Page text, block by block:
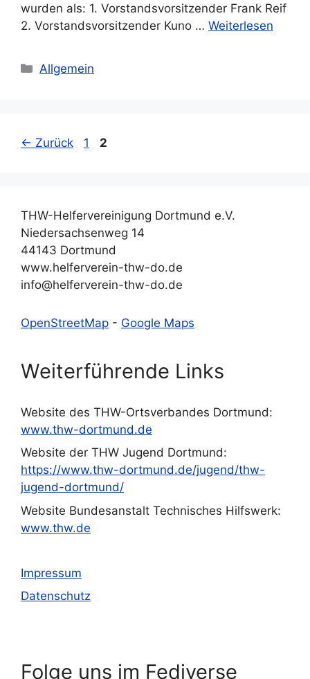
wurden als: 1. Vorstandsvorsitzender Frank Reif
2. Vorstandsvorsitzender Kuno … Weiterlesen
Kategorien
Allgemein
← Zurück Seite
1 Seite
2
THW-Helfervereinigung Dortmund e.V.
Niedersachsenweg 14
44143 Dortmund
www.helferverein-thw-do.de
info@helferverein-thw-do.de
OpenStreetMap - Google Maps
Weiterführende Links
Website des THW-Ortsverbandes Dortmund:
www.thw-dortmund.de
Website der THW Jugend Dortmund:
https://www.thw-dortmund.de/jugend/thw-
jugend-dortmund/
Website Bundesanstalt Technisches Hilfswerk:
www.thw.de
Impressum
Datenschutz
Folge uns im Fediverse